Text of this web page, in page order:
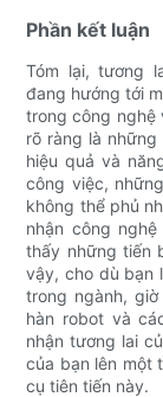
Phần kết luận
Tóm lại, tương
đang hướng tới
trong công nghệ
rõ ràng là
hiệu quả và
công việc,
không thể phủ
nhận công
thấy những tiến
vậy, cho dù bạn
trong ngành,
hàn robot và
nhận tương lai
của bạn lên một
cụ tiên tiến này.